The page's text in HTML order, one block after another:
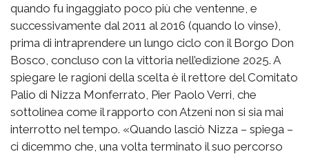
quando fu ingaggiato poco più che ventenne, e
successivamente dal 2011 al 2016 (quando lo vinse),
prima di intraprendere un lungo ciclo con il Borgo Don
Bosco, concluso con la vittoria nell’edizione 2025. A
spiegare le ragioni della scelta è il rettore del Comitato
Palio di Nizza Monferrato, Pier Paolo Verri, che
sottolinea come il rapporto con Atzeni non si sia mai
interrotto nel tempo. «Quando lasciò Nizza – spiega –
ci dicemmo che, una volta terminato il suo percorso